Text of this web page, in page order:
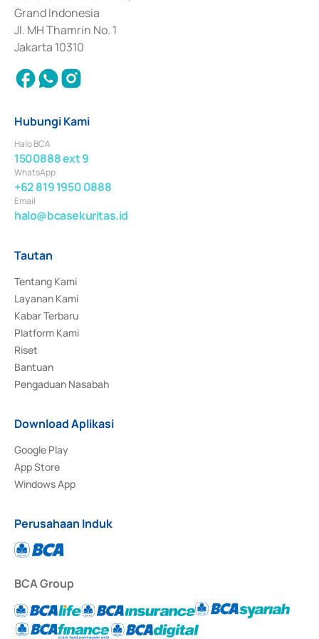
Surat Berharga Komersial yang izinnya diterbitkan pada tahun 2018.
Grand Indonesia
Jl. MH Thamrin No. 1
Jakarta 10310
Hubungi Kami
Halo BCA
1500888 ext 9
WhatsApp
+62 819 1950 0888
Email
halo@bcasekuritas.id
Tautan
Tentang Kami
Layanan Kami
Kabar Terbaru
Platform Kami
Riset
Bantuan
Pengaduan Nasabah
Download Aplikasi
Google Play
App Store
Windows App
Perusahaan Induk
BCA Group